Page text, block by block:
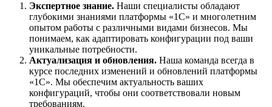
Экспертное знание. Наши специалисты обладают
глубокими знаниями платформы «1C» и многолетним
опытом работы с различными видами бизнесов. Мы
понимаем, как адаптировать конфигурации под ваши
уникальные потребности.
Актуализация и обновления. Наша команда всегда в
курсе последних изменений и обновлений платформы
«1C». Мы обеспечим актуальность ваших
конфигураций, чтобы они соответствовали новым
требованиям.